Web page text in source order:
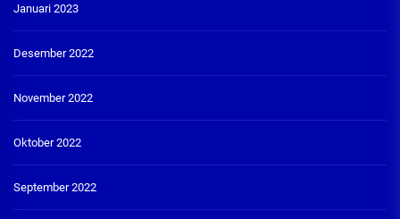
Januari 2023
Desember 2022
November 2022
Oktober 2022
September 2022